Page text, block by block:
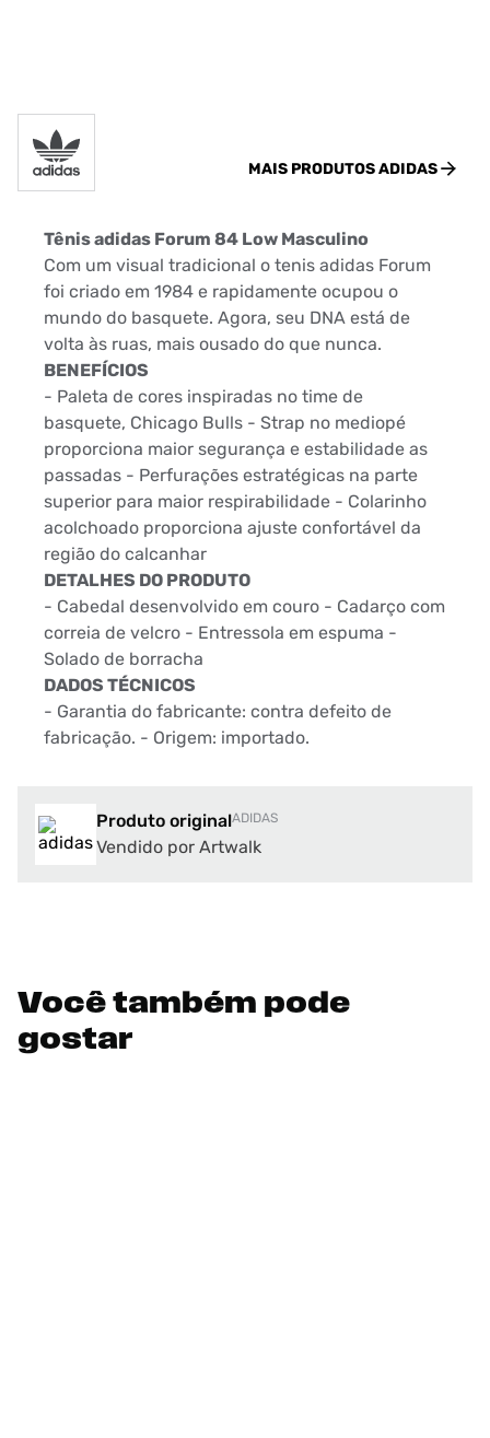
MAIS PRODUTOSADIDAS
Tênis adidas Forum 84 Low Masculino
Com um visual tradicional o tenis adidas Forum
foi criado em 1984 e rapidamente ocupou o
mundo do basquete. Agora, seu DNA está de
volta às ruas, mais ousado do que nunca.
BENEFÍCIOS
- Paleta de cores inspiradas no time de
basquete, Chicago Bulls - Strap no mediopé
proporciona maior segurança e estabilidade as
passadas - Perfurações estratégicas na parte
superior para maior respirabilidade - Colarinho
acolchoado proporciona ajuste confortável da
região do calcanhar
DETALHES DO PRODUTO
- Cabedal desenvolvido em couro - Cadarço com
correia de velcro - Entressola em espuma -
Solado de borracha
DADOS TÉCNICOS
- Garantia do fabricante: contra defeito de
fabricação. - Origem: importado.
Produto originalADIDAS
Vendido por Artwalk
Você também pode
gostar